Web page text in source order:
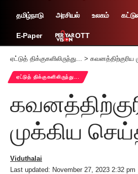
தமிழ்நாடு அரசியல் உலகம்
E-Paper OTT
ஏட்டுத் திக்குகளிலிருந்து... > கவனத்திற்குரிய
ஏட்டுத் திக்குகளிலிருந்து...
முக்கிய
Last updated: November 27, 2023 2:32 pm
Viduthalai